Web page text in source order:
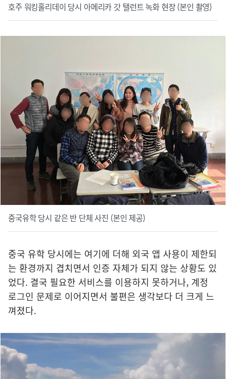
호주 워킹홀리데이 당시 아메리카 갓 탤런트 녹화 현장 (본인 촬영)
중국유학 당시 같은 반 단체 사진 (본인 제공)
중국 유학 당시에는 여기에 더해 외국 앱 사용이 제한되
는 환경까지 겹치면서 인증 자체가 되지 않는 상황도 있
었다. 결국 필요한 서비스를 이용하지 못하거나, 계정
로그인 문제로 이어지면서 불편은 생각보다 더 크게 느
껴졌다.